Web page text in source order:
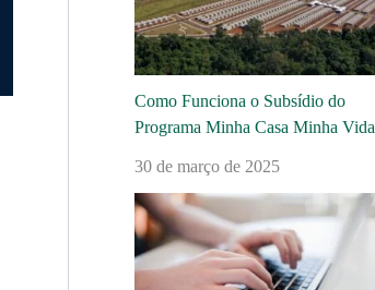
Como Funciona o Subsídio do
Programa Minha Casa Minha Vida
30 de março de 2025